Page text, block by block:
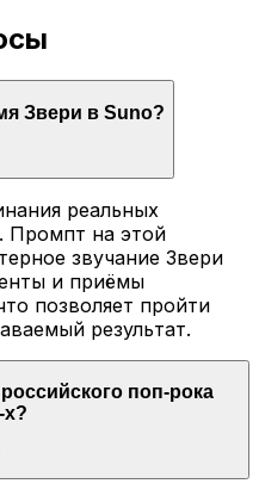
Звери в Suno?
реальных
Промпт на этой
звучание Звери
и приёмы
позволяет пройти
результат.
поп-рока
х?